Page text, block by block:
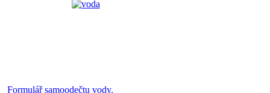
Formulář samoodečtu vody.